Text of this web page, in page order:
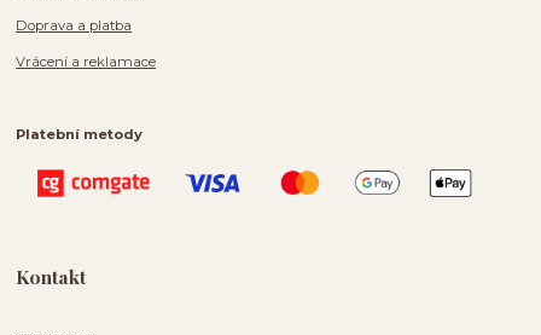
Doprava a platba
Vrácení a reklamace
Platební metody
Kontakt